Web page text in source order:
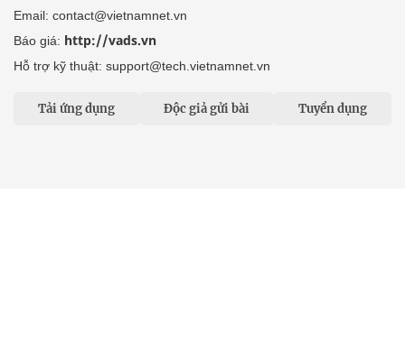
Email: contact@vietnamnet.vn
Báo giá: http://vads.vn
Hỗ trợ kỹ thuật: support@tech.vietnamnet.vn
Tải ứng dụng Độc giả gửi bài Tuyển dụng